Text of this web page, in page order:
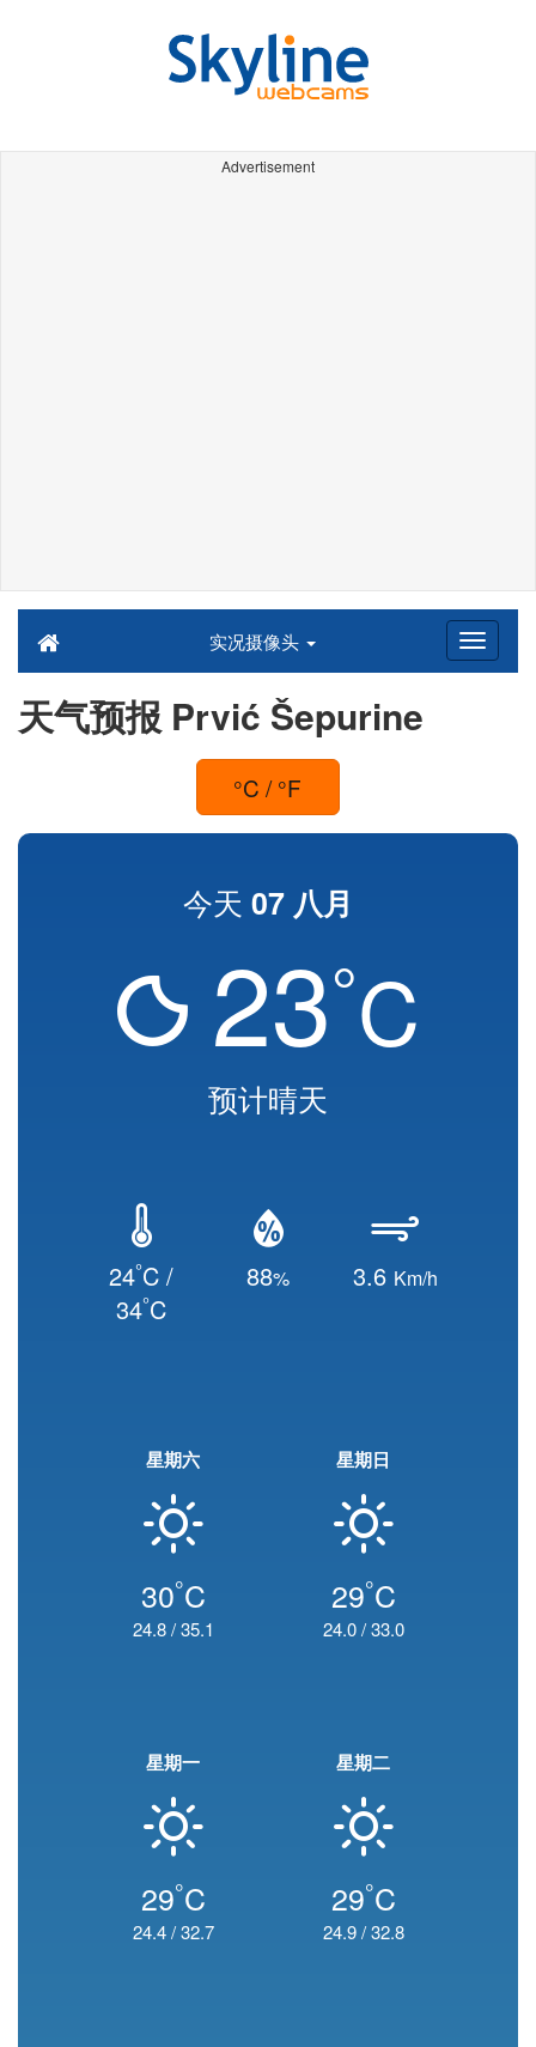
Advertisement
实况摄像头
天气预报 Prvić Šepurine
°C / °F
今天 07 八月
23°C
预计晴天
24°C /
34°C
88% 3.6 Km/h
星期六
30°C
24.8/35.1
星期日
29°C
24.0/33.0
星期一
29°C
24.4/32.7
星期二
29°C
24.9/32.8